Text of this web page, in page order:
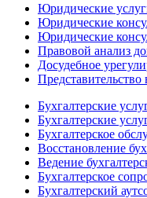
Юридические
Юридические
Юридические
Правовой анализ
Досудебное
Представительство
Бухгалтерские
Бухгалтерские
Бухгалтерское
Восстановление
Ведение
Бухгалтерское
Бухгалтерский